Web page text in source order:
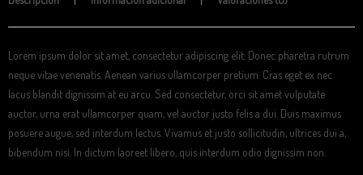
Lorem ipsum dolor sit amet, consectetur adipiscing elit. Donec pharetra rutrum
neque vitae venenatis. Aenean varius ullamcorper pretium. Cras eget ex nec
lacus blandit dignissim at eu arcu. Sed consectetur, orci sit amet vulputate
auctor, urna erat ullamcorper quam, vel auctor justo felis a dui. Duis maximus
posuere augue, sed interdum lectus. Vivamus et justo sollicitudin, ultrices dui a,
bibendum nisi. In dictum laoreet libero, quis interdum odio dignissim non.